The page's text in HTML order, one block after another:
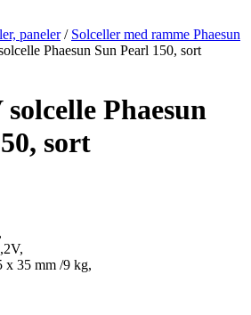
paneler/ Solceller med ramme Phaesun
Phaesun Sun Pearl 150, sort
Phaesun
sort
x 35 mm /9 kg,